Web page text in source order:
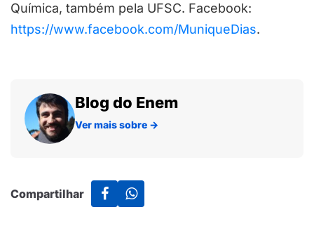
Química, também pela UFSC. Facebook:
https://www.facebook.com/MuniqueDias.
Blog do Enem
Ver mais sobre →
Compartilhar